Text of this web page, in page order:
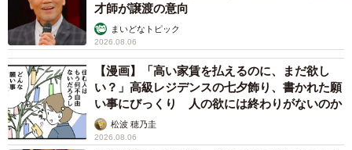
才師が譲渡の意向
まいどなトピック
2026.08.06
【漫画】「高い家賃を払えるのに、まだ欲し
い？」高級レジデンスの七夕飾り、書かれた願
い事にびっくり 人の欲には終わりがないのか
松波 穂乃圭
2026.08.06